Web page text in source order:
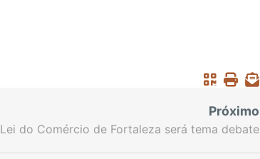
Próximo
Lei do Comércio de Fortaleza será tema debate